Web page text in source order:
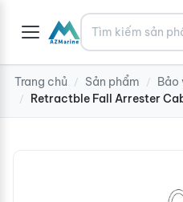
Tìm kiếm
Trang chủ / Sản phẩm / Bảo
/ Retractble Fall Arrester